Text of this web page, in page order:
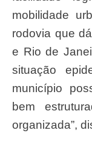
mobilidade
rodovia que
e Rio de
situação
município
bem
organizada”,